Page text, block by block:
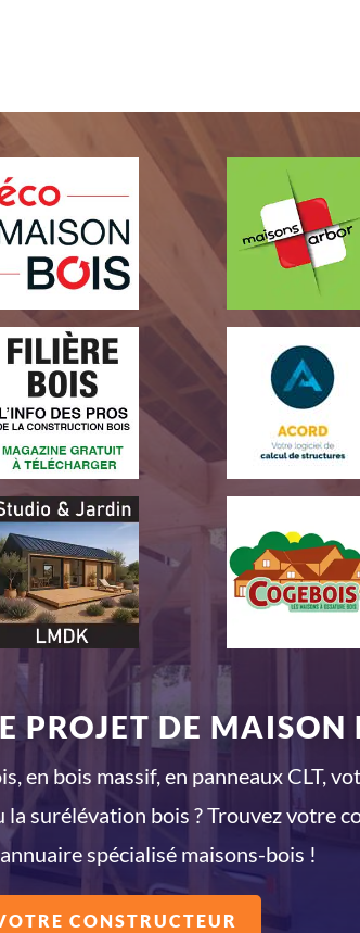
PROJET DE MAISON
en bois massif, en panneaux CLT,
la surélévation bois ? Trouvez votre
spécialisé maisons-bois !
CONSTRUCTEUR